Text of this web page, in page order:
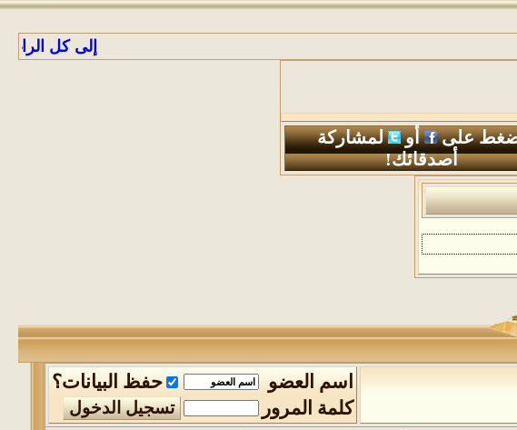
إلى كل الراغبين
على
أو
لمشاركة
أصدقائك!
اسم العضو
حفظ البيانات؟
كلمة المرور